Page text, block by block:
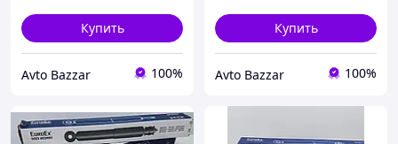
Купить
Avto Bazzar 100%
Купить
Avto Bazzar 100%